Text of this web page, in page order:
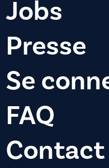
Jobs
Presse
Se
FAQ
Contact